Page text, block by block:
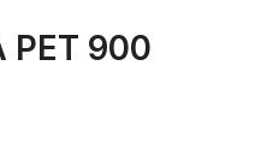
PET 900